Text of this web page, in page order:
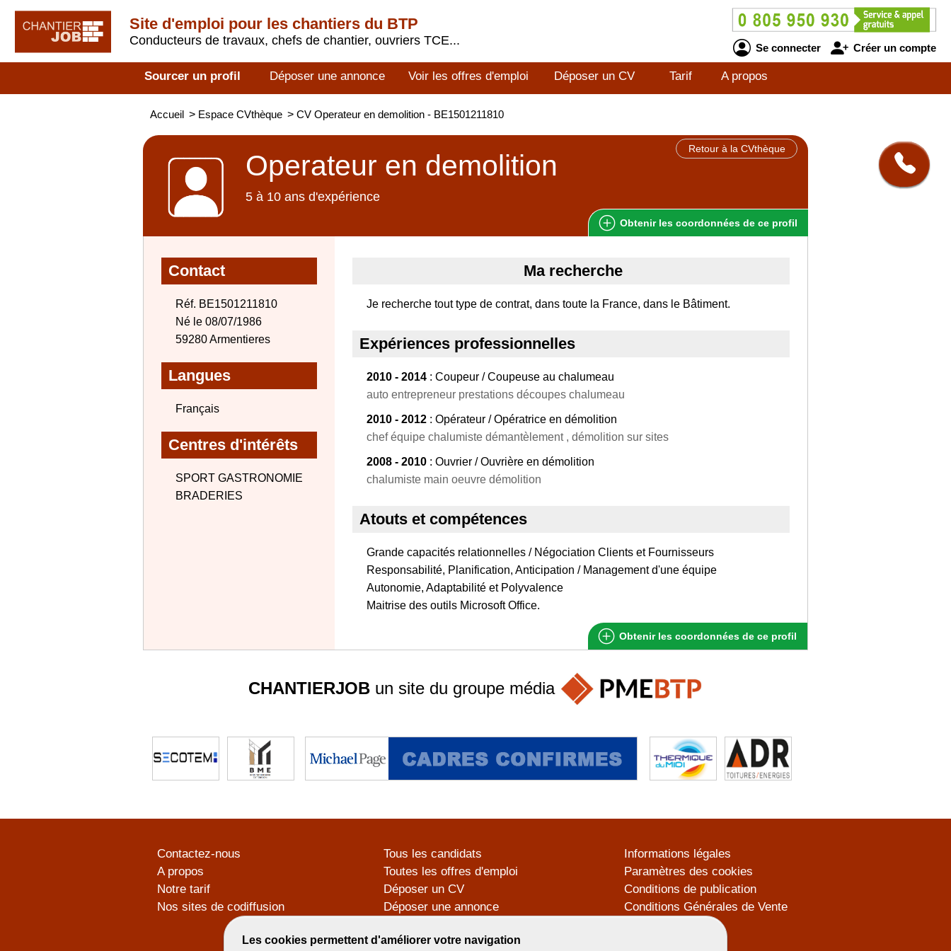
Site d'emploi pour les chantiers du BTP
Conducteurs de travaux, chefs de chantier, ouvriers TCE...
Se connecter Créer un compte
Sourcer un profil Déposer une annonce Voir les offres d'emploi Déposer un CV Tarif A propos
Accueil > Espace CVthèque > CV Operateur en demolition - BE1501211810
Retour à la CVthèque
Operateur en demolition
5 à 10 ans d'expérience
Obtenir les coordonnées de ce profil
Contact
Réf. BE1501211810
Né le 08/07/1986
59280 Armentieres
Langues
Français
Centres d'intérêts
SPORT GASTRONOMIE
BRADERIES
Ma recherche
Je recherche tout type de contrat, dans toute la France, dans le Bâtiment.
Expériences professionnelles
2010 - 2014 : Coupeur / Coupeuse au chalumeau
auto entrepreneur prestations découpes chalumeau
2010 - 2012 : Opérateur / Opératrice en démolition
chef équipe chalumiste démantèlement , démolition sur sites
2008 - 2010 : Ouvrier / Ouvrière en démolition
chalumiste main oeuvre démolition
Atouts et compétences
Grande capacités relationnelles / Négociation Clients et Fournisseurs
Responsabilité, Planification, Anticipation / Management d'une équipe
Autonomie, Adaptabilité et Polyvalence
Maitrise des outils Microsoft Office.
Obtenir les coordonnées de ce profil
Les cookies permettent d'améliorer votre navigation
CHANTIERJOBun site du groupe média
Contactez-nous
A propos
Notre tarif
Nos sites de codiffusion
Tous les candidats
Toutes les offres d'emploi
Déposer un CV
Déposer une annonce
Informations légales
Paramètres des cookies
Conditions de publication
Conditions Générales de Vente